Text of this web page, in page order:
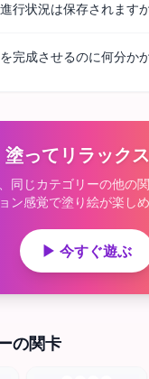
進行状況は保存されます
完成させるのに何分か
塗ってリラックス
同じカテゴリーの他の
ン感覚で塗り絵が楽しめ
▶ 今すぐ遊ぶ
の関卡